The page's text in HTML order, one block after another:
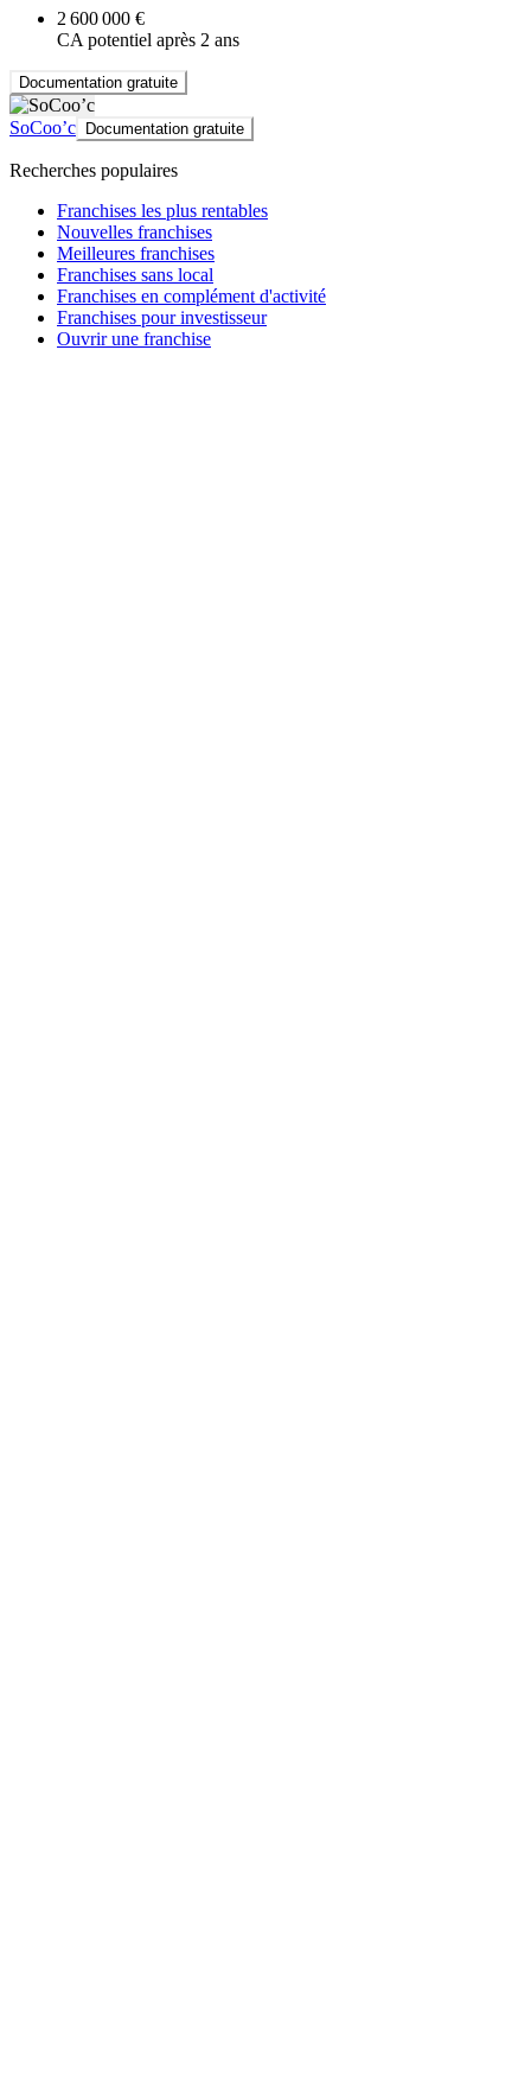
2 600 000 €
CA potentiel après 2 ans
Documentation gratuite
SoCoo’c Documentation gratuite
Recherches populaires
Franchises les plus rentables
Nouvelles franchises
Meilleures franchises
Franchises sans local
Franchises en complément d'activité
Franchises pour investisseur
Ouvrir une franchise